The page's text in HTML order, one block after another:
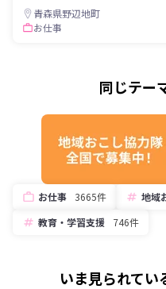
青森県野辺地町
お仕事
同じテー
お仕事 3665件 地域
教育・学習支援
746件
いま見られて